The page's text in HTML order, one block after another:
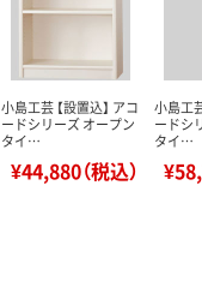
小島工芸 【設置込】 アコ
ードシリーズ オープン
タイ…
¥44,880（税込）
小島工
ードシ
タイ…